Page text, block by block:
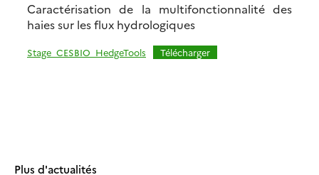
Caractérisation de la multifonctionnalité des
haies sur les flux hydrologiques
Stage_CESBIO_HedgeTools Télécharger
Plus d'actualités